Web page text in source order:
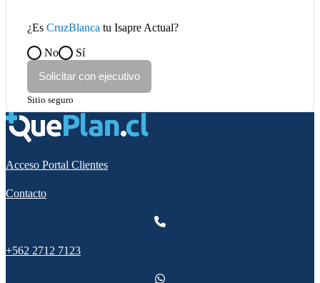
¿Es CruzBlanca tu Isapre Actual?
No
Sí
Solicitar con ejecutivo
Sitio seguro
Acceso Portal Clientes
Contacto
+562 2712 7123